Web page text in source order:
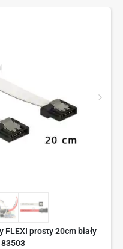
FLEXI prosty 20cm biały